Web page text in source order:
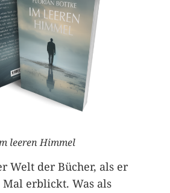
leeren Himmel
Welt der Bücher, als er
erblickt. Was als